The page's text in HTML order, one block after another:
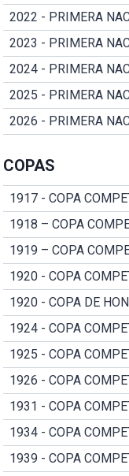
2022 - PRIMERA
2023 - PRIMERA
2024 - PRIMERA
2025 - PRIMERA
2026 - PRIMERA
COPAS
1917 - COPA
1918 – COPA
1919 – COPA
1920 - COPA
1920 - COPA DE
1924 - COPA
1925 - COPA
1926 - COPA
1931 - COPA
1934 - COPA
1939 - COPA